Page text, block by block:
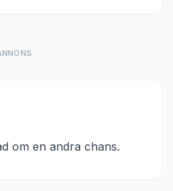
om en andra chans.